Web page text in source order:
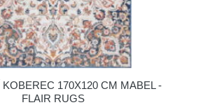
170X120 CM MABEL -
FLAIR RUGS